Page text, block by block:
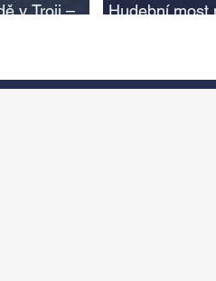
v Troji –
Hudební most